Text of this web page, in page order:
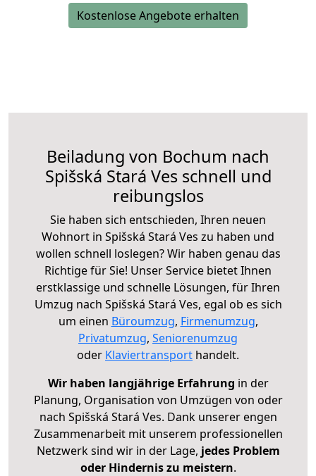
Kostenlose Angebote erhalten
Beiladung von Bochum nach
Spišská Stará Ves schnell und
reibungslos
Sie haben sich entschieden, Ihren neuen
Wohnort in Spišská Stará Ves zu haben und
wollen schnell loslegen? Wir haben genau das
Richtige für Sie! Unser Service bietet Ihnen
erstklassige und schnelle Lösungen, für Ihren
Umzug nach Spišská Stará Ves, egal ob es sich
um einen Büroumzug, Firmenumzug,
Privatumzug, Seniorenumzug
oder Klaviertransport handelt.
Wir haben langjährige Erfahrung in der
Planung, Organisation von Umzügen von oder
nach Spišská Stará Ves. Dank unserer engen
Zusammenarbeit mit unserem professionellen
Netzwerk sind wir in der Lage, jedes Problem
oder Hindernis zu meistern.